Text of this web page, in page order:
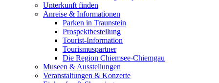
Unterkunft finden
Anreise & Informationen
Parken in Traunstein
Prospektbestellung
Tourist-Information
Tourismuspartner
Die Region Chiemsee-Chiemgau
Museen & Ausstellungen
Veranstaltungen & Konzerte